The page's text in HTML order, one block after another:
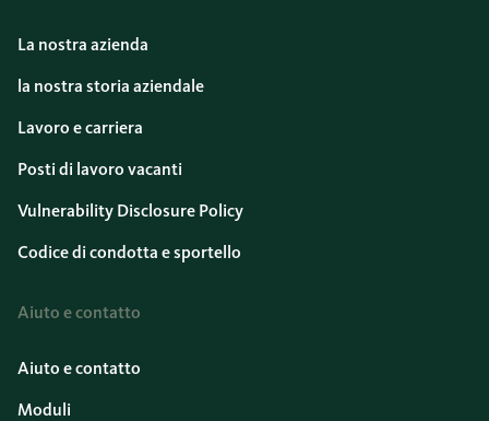
La nostra azienda
la nostra storia aziendale
Lavoro e carriera
Posti di lavoro vacanti
Vulnerability Disclosure Policy
Codice di condotta e sportello
Aiuto e contatto
Aiuto e contatto
Moduli